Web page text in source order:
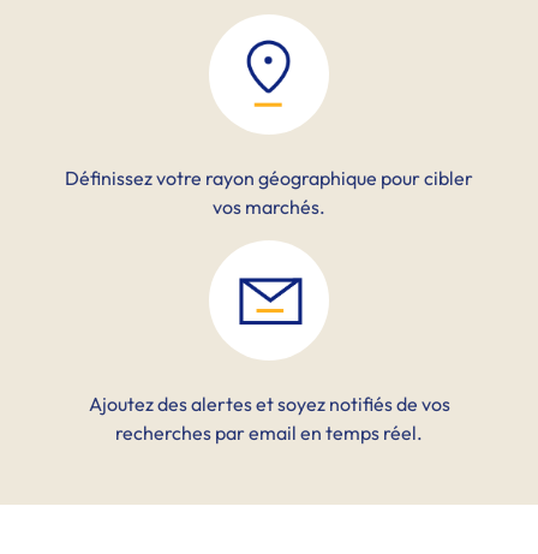
Définissez votre rayon géographique pour cibler
vos marchés.
Ajoutez des alertes et soyez notifiés de vos
recherches par email en temps réel.